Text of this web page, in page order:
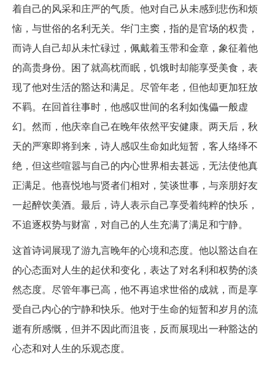
着自己的风采和庄严的气质。他对自己从未感到悲伤和烦
恼，与世俗的名利无关。华门主窦，指的是官场的权贵，
而诗人自己却从未忙碌过，佩戴着玉带和金章，象征着他
的高贵身份。困了就高枕而眠，饥饿时却能享受美食，表
现了他对生活的豁达和满足。尽管年老，但他却更加狂放
不羁。在回首往事时，他感叹世间的名利如傀儡一般虚
幻。然而，他庆幸自己在晚年依然平安健康。两天后，秋
天的严寒即将到来，诗人感叹生命如此短暂，客人络绎不
绝，但这些喧嚣与自己的内心世界相去甚远，无法使他真
正满足。他喜悦地与贤者们相对，笑谈世事，与亲朋好友
一起醉饮美酒。最后，诗人表示自己享受着纯粹的快乐，
不追逐权势与财富，对自己的人生充满了满足和宁静。
这首诗词展现了游九言晚年的心境和态度。他以豁达自在
的心态面对人生的起伏和变化，表达了对名利和权势的淡
然态度。尽管年事已高，他不再追求世俗的成就，而是享
受自己内心的宁静和快乐。他对于生命的短暂和岁月的流
逝有所感慨，但并不因此而沮丧，反而展现出一种豁达的
心态和对人生的乐观态度。